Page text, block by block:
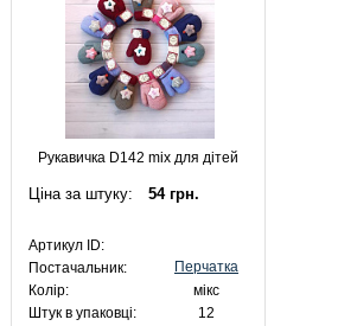
Рукавичка D142 mix для дітей
Ціна за штуку: 54 грн.
Артикул ID:
Постачальник:
Перчатка
Колір:
мікс
Штук в упаковці:
12